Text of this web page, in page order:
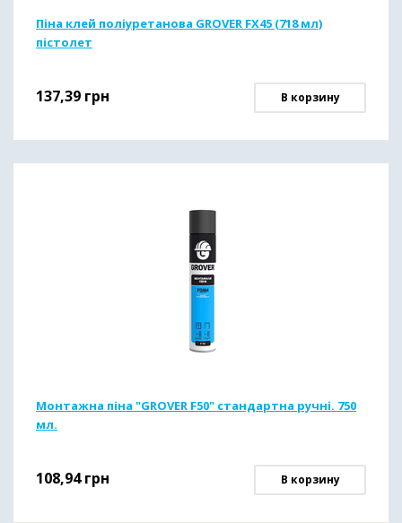
Піна клей поліуретанова GROVER FX45 (718 мл)
пістолет
137,39 грн В корзину
Монтажна піна "GROVER F50" стандартна ручні. 750
мл.
108,94 грн В корзину